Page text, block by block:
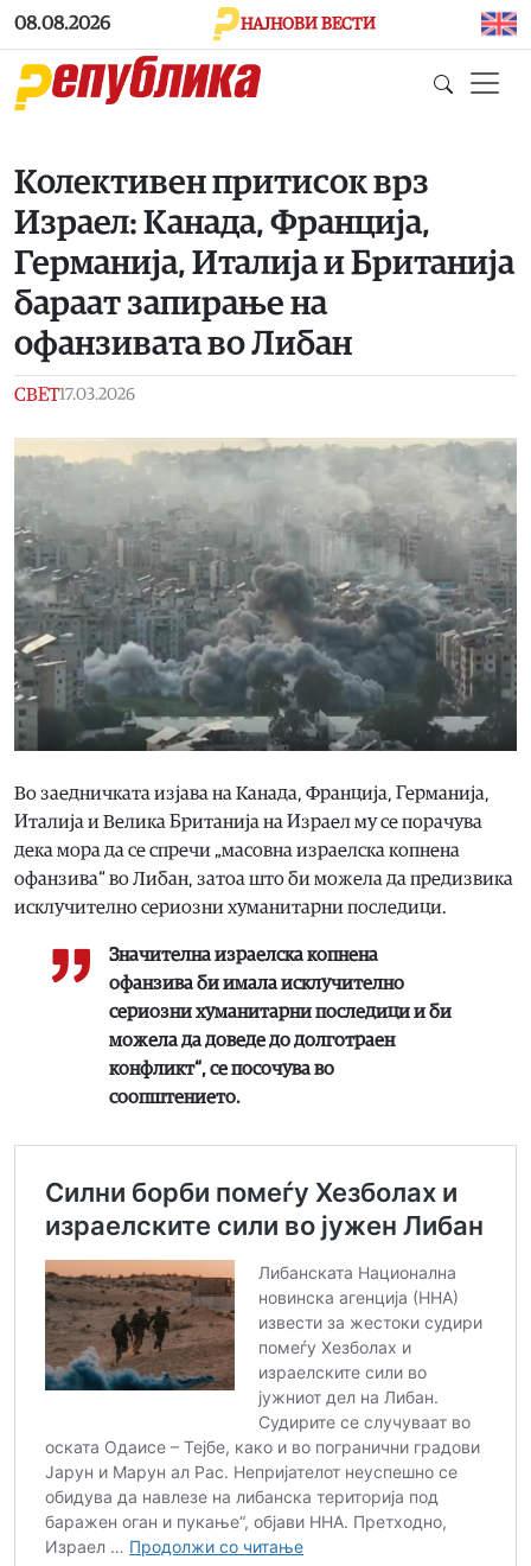
Skip to main content
08.08.2026 НАЈНОВИ ВЕСТИ
Колективен притисок врз
Израел: Канада, Франција,
Германија, Италија и Британија
бараат запирање на
офанзивата во Либан
СВЕТ17.03.2026
Во заедничката изјава на Канада, Франција, Германија,
Италија и Велика Британија на Израел му се порачува
дека мора да се спречи „масовна израелска копнена
офанзива“ во Либан, затоа што би можела да предизвика
исклучително сериозни хуманитарни последици.
Значителна израелска копнена
офанзива би имала исклучително
сериозни хуманитарни последици и би
можела да доведе до долготраен
конфликт“, се посочува во
соопштението.